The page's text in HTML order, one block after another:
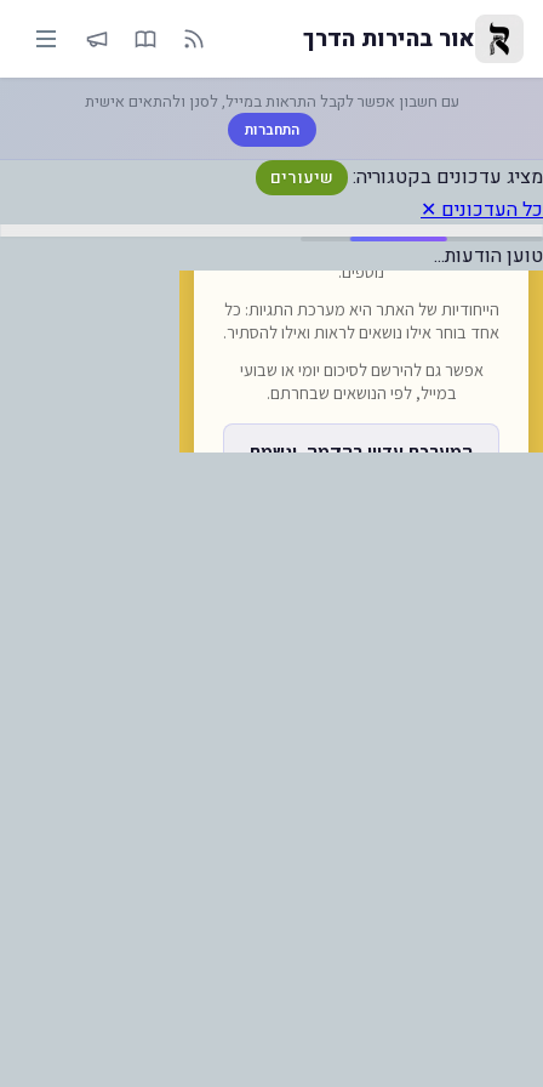
שיעורים — אור בהירות הדרך
אור בהירות הדרך
עם חשבון אפשר לקבל התראות במייל, לסנן ולהתאים אישית
התחברות
מציג עדכונים בקטגוריה: שיעורים
כל העדכונים ✕
טוען הודעות...